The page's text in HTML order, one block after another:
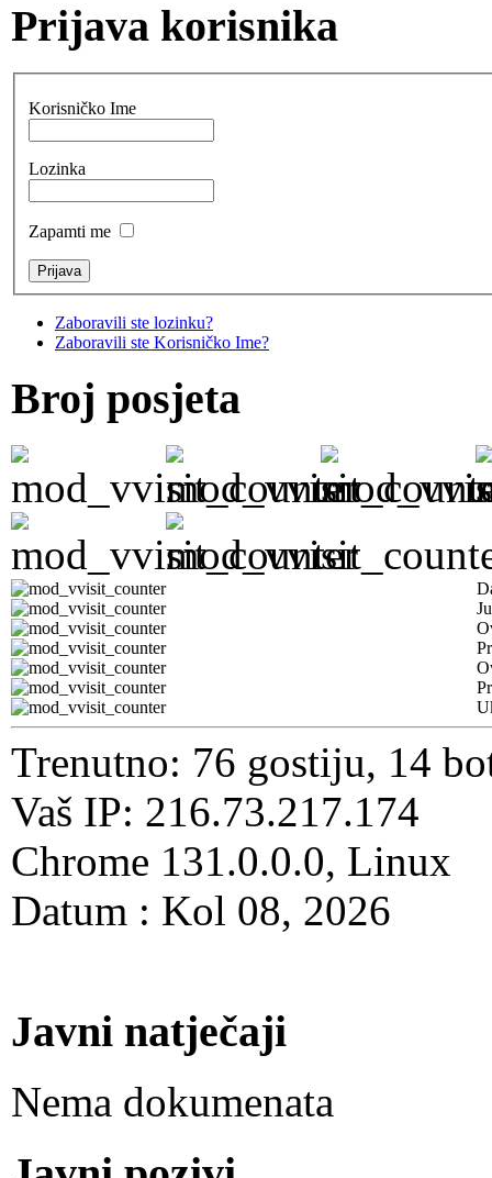
Prijava korisnika
Korisničko Ime
Lozinka
Zapamti me
Zaboravili ste lozinku?
Zaboravili ste Korisničko Ime?
Broj posjeta
Trenutno: 76 gostiju, 14
Vaš IP: 216.73.217.174
Chrome 131.0.0.0, Linux
Datum : Kol 08, 2026
Javni natječaji
Nema dokumenata